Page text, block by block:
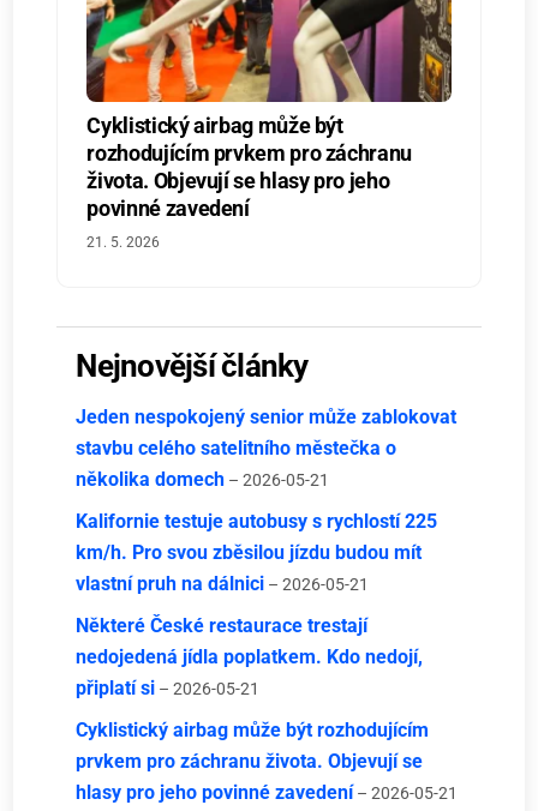
Cyklistický airbag může být
rozhodujícím prvkem pro záchranu
života. Objevují se hlasy pro jeho
povinné zavedení
21. 5. 2026
Nejnovější články
Jeden nespokojený senior může zablokovat
stavbu celého satelitního městečka o
několika domech – 2026-05-21
Kalifornie testuje autobusy s rychlostí 225
km/h. Pro svou zběsilou jízdu budou mít
vlastní pruh na dálnici – 2026-05-21
Některé České restaurace trestají
nedojedená jídla poplatkem. Kdo nedojí,
připlatí si – 2026-05-21
Cyklistický airbag může být rozhodujícím
prvkem pro záchranu života. Objevují se
hlasy pro jeho povinné zavedení – 2026-05-21